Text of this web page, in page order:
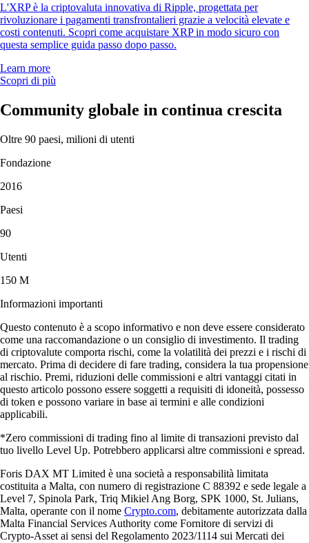
L'XRP è la criptovaluta innovativa di Ripple, progettata per
rivoluzionare i pagamenti transfrontalieri grazie a velocità elevate e
costi contenuti. Scopri come acquistare XRP in modo sicuro con
questa semplice guida passo dopo passo.
Learn more
Scopri di più
Community globale in continua crescita
Oltre 90 paesi, milioni di utenti
Fondazione
2016
Paesi
90
Utenti
150 M
Informazioni importanti
Questo contenuto è a scopo informativo e non deve essere considerato
come una raccomandazione o un consiglio di investimento. Il trading
di criptovalute comporta rischi, come la volatilità dei prezzi e i rischi di
mercato. Prima di decidere di fare trading, considera la tua propensione
al rischio. Premi, riduzioni delle commissioni e altri vantaggi citati in
questo articolo possono essere soggetti a requisiti di idoneità, possesso
di token e possono variare in base ai termini e alle condizioni
applicabili.
*Zero commissioni di trading fino al limite di transazioni previsto dal
tuo livello Level Up. Potrebbero applicarsi altre commissioni e spread.
Foris DAX MT Limited è una società a responsabilità limitata
costituita a Malta, con numero di registrazione C 88392 e sede legale a
Level 7, Spinola Park, Triq Mikiel Ang Borg, SPK 1000, St. Julians,
Malta, operante con il nome Crypto.com, debitamente autorizzata dalla
Malta Financial Services Authority come Fornitore di servizi di
Crypto-Asset ai sensi del Regolamento 2023/1114 sui Mercati dei